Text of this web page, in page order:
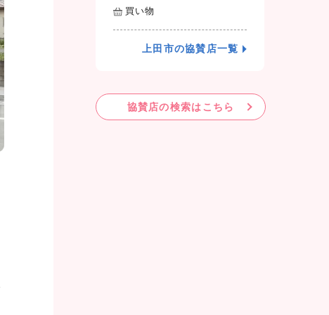
買い物
上田市の協賛店一覧
協賛店の検索はこちら